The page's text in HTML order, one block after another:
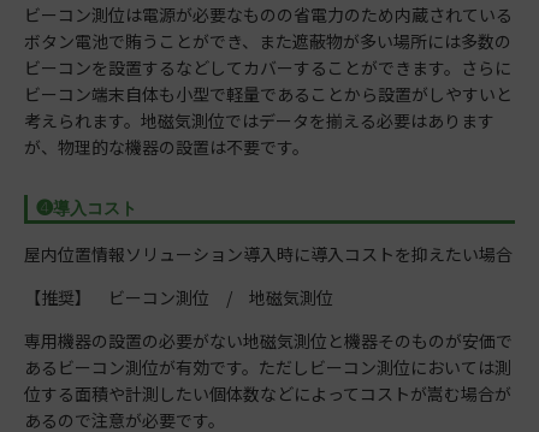
ビーコン測位は電源が必要なものの省電力のため内蔵されている
ボタン電池で賄うことができ、また遮蔽物が多い場所には多数の
ビーコンを設置するなどしてカバーすることができます。さらに
ビーコン端末自体も小型で軽量であることから設置がしやすいと
考えられます。地磁気測位ではデータを揃える必要はあります
が、物理的な機器の設置は不要です。
❹導入コスト
屋内位置情報ソリューション導入時に導入コストを抑えたい場合
【推奨】 ビーコン測位 / 地磁気測位
専用機器の設置の必要がない地磁気測位と機器そのものが安価で
あるビーコン測位が有効です。ただしビーコン測位においては測
位する面積や計測したい個体数などによってコストが嵩む場合が
あるので注意が必要です。